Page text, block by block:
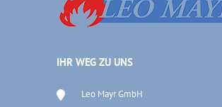
IHR WEG ZU UNS
Leo Mayr GmbH